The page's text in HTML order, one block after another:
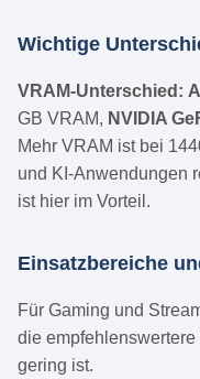
Wichtige
VRAM-Unterschied:
GB VRAM, NVIDIA
Mehr VRAM ist bei
und KI-Anwendungen
ist hier im Vorteil.
Einsatzbereiche
Für Gaming und
die
gering ist.